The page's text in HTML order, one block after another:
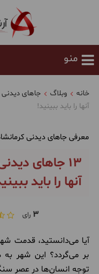
خانه وبلاگ جاهای دیدنی
آنها را باید ببینید!
معرفی جاهای دیدنی
13 جاهای
آنها را باید
3 رای
آیا می‌دانستید، قدمت
بر می‌گردد؟ این شهر
توجه انسان‌ها در عصر